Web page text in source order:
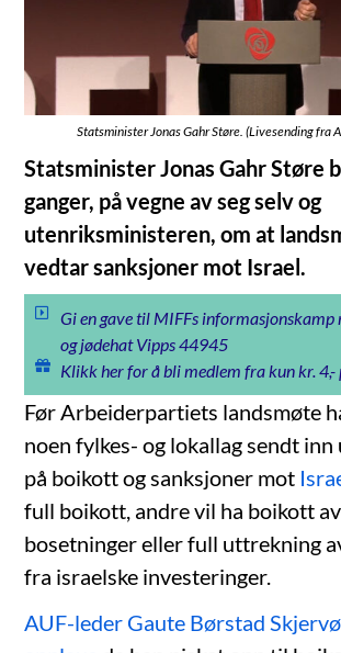
Statsminister Jonas Gahr Støre. (Livesending fra
Statsminister Jonas Gahr Støre
ganger, på vegne av seg selv og
utenriksministeren, om at
vedtar sanksjoner mot Israel.
Gi en gave til MIFFs
og jødehat Vipps 44945
Klikk her for å bli medlem fra kun kr. 4,-
Før Arbeiderpartiets landsmøte
noen fylkes- og lokallag sendt
på boikott og sanksjoner mot
full boikott, andre vil ha boikott
bosetninger eller full uttrekning
fra israelske investeringer.
AUF-leder Gaute Børstad